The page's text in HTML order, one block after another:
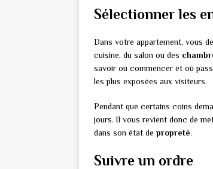
Sélectionner les
Dans votre appartement, vous
cuisine, du salon ou des
savoir où commencer et où
les plus exposées aux visiteurs.
Pendant que certains coins
jours. Il vous revient donc de
dans son état de propreté.
Suivre un ordre